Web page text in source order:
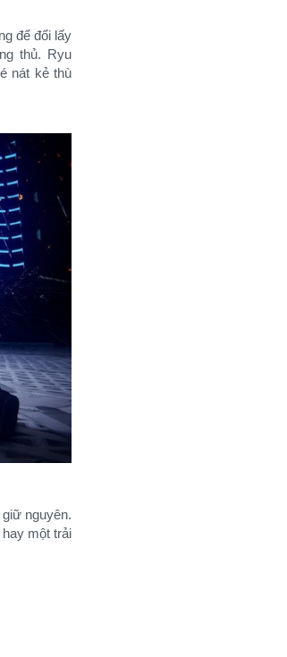
để đổi lấy
thủ. Ryu
nát kẻ thù
nguyên.
một trải